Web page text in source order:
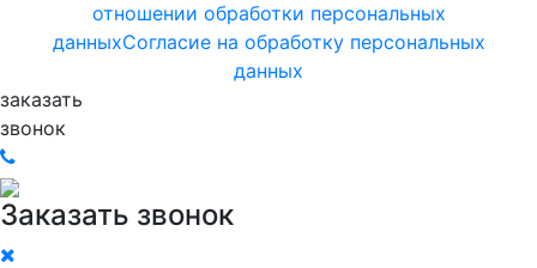
отношении обработки персональных
данныхСогласие на обработку персональных
данных
заказать
звонок
Заказать звонок